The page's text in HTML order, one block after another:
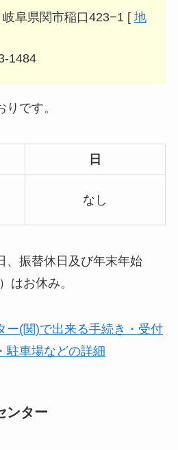
阜県関市稲口423−1 [ 地
1484
です。
日
なし
、振替休日及び年末年始
はお休み。
ー(関)で出来る手続き・受付
駐車場などの詳細
ンター